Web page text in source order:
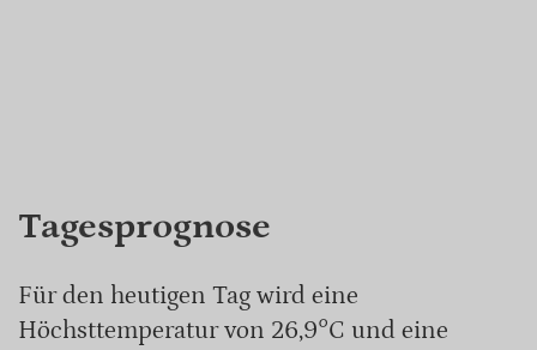
Tagesprognose
Für den heutigen Tag wird eine
Höchsttemperatur von 26,9°C und eine